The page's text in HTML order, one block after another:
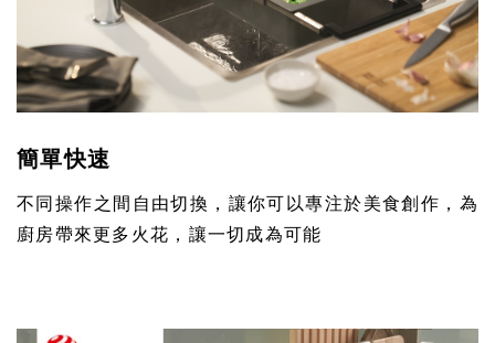
簡單快速
不同操作之間自由切換，讓你可以專注於美食創作，為
廚房帶來更多火花，讓一切成為可能